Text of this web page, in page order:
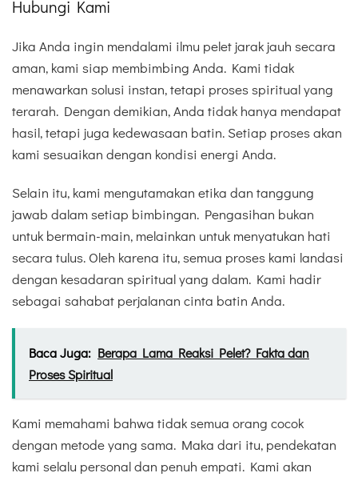
Hubungi Kami
Jika Anda ingin mendalami ilmu pelet jarak jauh secara
aman, kami siap membimbing Anda. Kami tidak
menawarkan solusi instan, tetapi proses spiritual yang
terarah. Dengan demikian, Anda tidak hanya mendapat
hasil, tetapi juga kedewasaan batin. Setiap proses akan
kami sesuaikan dengan kondisi energi Anda.
Selain itu, kami mengutamakan etika dan tanggung
jawab dalam setiap bimbingan. Pengasihan bukan
untuk bermain-main, melainkan untuk menyatukan hati
secara tulus. Oleh karena itu, semua proses kami landasi
dengan kesadaran spiritual yang dalam. Kami hadir
sebagai sahabat perjalanan cinta batin Anda.
Baca Juga: Berapa Lama Reaksi Pelet? Fakta dan
Proses Spiritual
Kami memahami bahwa tidak semua orang cocok
dengan metode yang sama. Maka dari itu, pendekatan
kami selalu personal dan penuh empati. Kami akan